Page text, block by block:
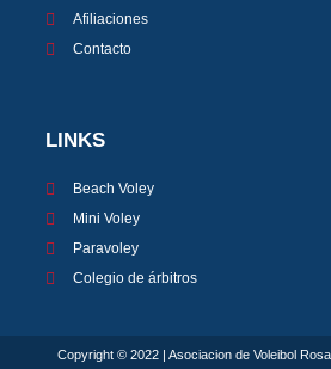
Afiliaciones
Contacto
LINKS
Beach Voley
Mini Voley
Paravoley
Colegio de árbitros
Copyright © 2022 | Asociacion de Voleibol